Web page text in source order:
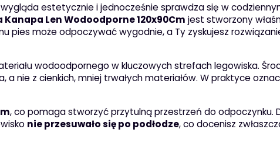
estetycznie i jednocześnie sprawdza się w
Kanapa Len Wodoodporne 120x90Cm jest stworzony
pies może odpoczywać wygodnie, a Ty zyskujesz
wodoodpornego w kluczowych strefach legowiska.
nie z cienkich, mniej trwałych materiałów. W praktyce
, co pomaga stworzyć przytulną przestrzeń do odpoczynku.
nie przesuwało się po podłodze, co docenisz